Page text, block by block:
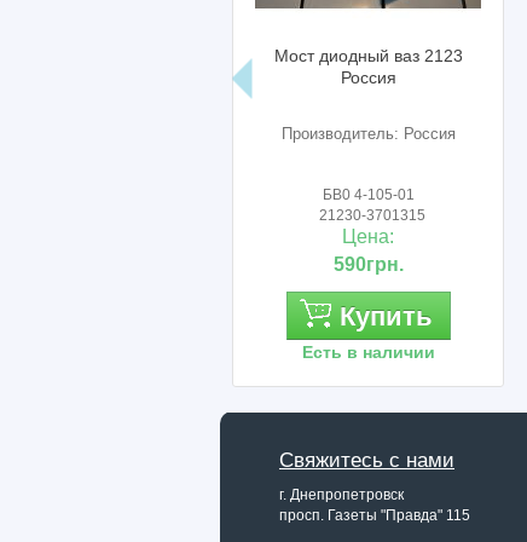
Реле универсальное 2121-
2123 4х конт Авар
Производитель: Авар (Псков)
75.3777-10
Цена:
130грн.
Купить
Есть в наличии
Свяжитесь с нами
г. Днепропетровск
просп. Газеты "Правда" 115